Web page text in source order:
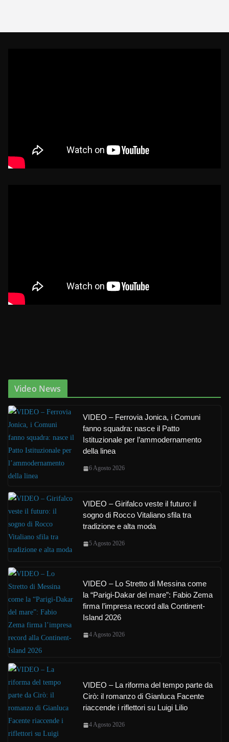
Video News
VIDEO – Ferrovia Jonica, i Comuni
fanno squadra: nasce il Patto
Istituzionale per l’ammodernamento
della linea
6 Agosto 2026
VIDEO – Girifalco veste il futuro: il
sogno di Rocco Vitaliano sfila tra
tradizione e alta moda
5 Agosto 2026
VIDEO – Lo Stretto di Messina come
la “Parigi-Dakar del mare”: Fabio Zema
firma l’impresa record alla Continent-
Island 2026
4 Agosto 2026
VIDEO – La riforma del tempo parte da
Cirò: il romanzo di Gianluca Facente
riaccende i riflettori su Luigi Lilio
4 Agosto 2026